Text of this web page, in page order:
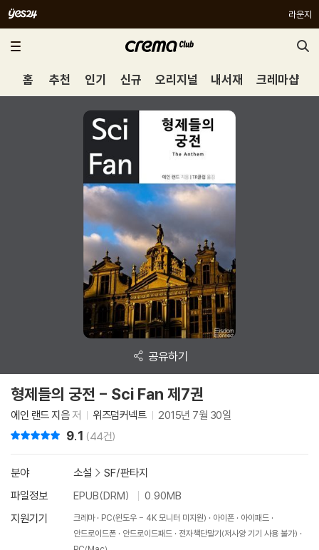
라운지
홈 추천 인기 신규 오리지널 내서재 크레마샵
공유하기
형제들의 궁전 - Sci Fan 제7권
에인 랜드 지음저 위즈덤커넥트 2015년 7월 30일
9.1 (44건)
분야 소설 > SF/판타지
파일정보
EPUB(DRM)
0.90MB
지원기기
크레마 PC(윈도우 - 4K 모니터 미지원) 아이폰
아이패드
안드로이드폰
안드로이드패드
전자책단말기(저사양 기기 사용 불가)